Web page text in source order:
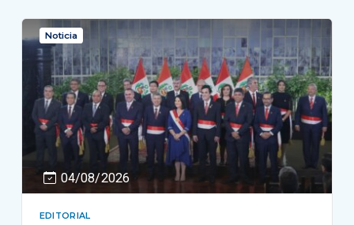
Noticia
04/08/2026
EDITORIAL